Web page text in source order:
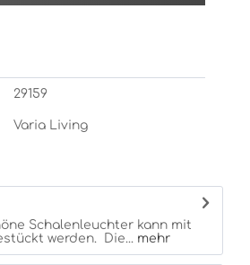
29159
Varia Living
Schalenleuchter kann mit
werden. Die... mehr